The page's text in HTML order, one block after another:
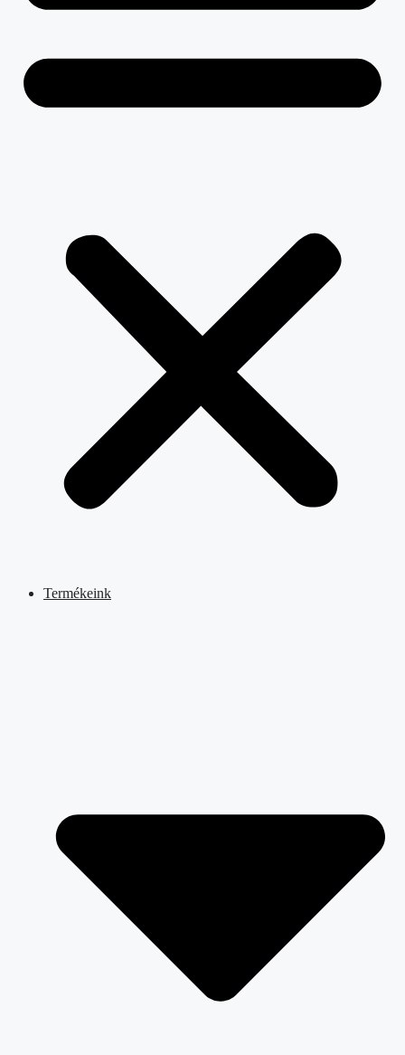
Termékeink